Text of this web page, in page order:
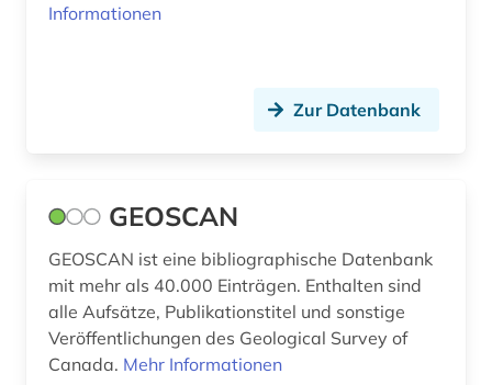
Informationen
Zur Datenbank
GEOSCAN
GEOSCAN ist eine bibliographische Datenbank
mit mehr als 40.000 Einträgen. Enthalten sind
alle Aufsätze, Publikationstitel und sonstige
Veröffentlichungen des Geological Survey of
Canada. Mehr Informationen